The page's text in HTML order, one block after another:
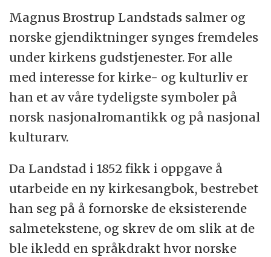
Magnus Brostrup Landstads salmer og
norske gjendiktninger synges fremdeles
under kirkens gudstjenester. For alle
med interesse for kirke- og kulturliv er
han et av våre tydeligste symboler på
norsk nasjonalromantikk og på nasjonal
kulturarv.
Da Landstad i 1852 fikk i oppgave å
utarbeide en ny kirkesangbok, bestrebet
han seg på å fornorske de eksisterende
salmetekstene, og skrev de om slik at de
ble ikledd en språkdrakt hvor norske